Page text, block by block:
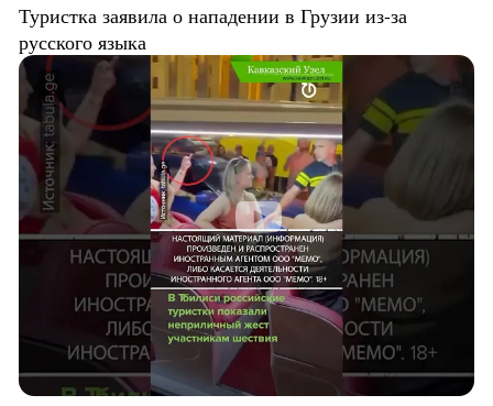
Туристка заявила о нападении в Грузии из-за
русского языка